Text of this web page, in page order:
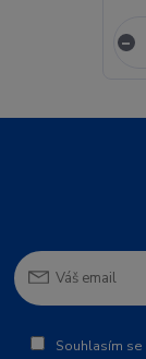
Souhlasím se